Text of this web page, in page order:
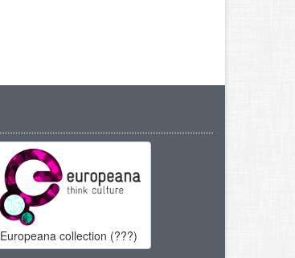
Europeana collection (???)